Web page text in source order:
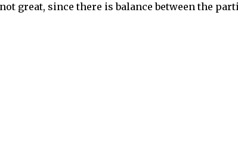
great, since there is balance between the